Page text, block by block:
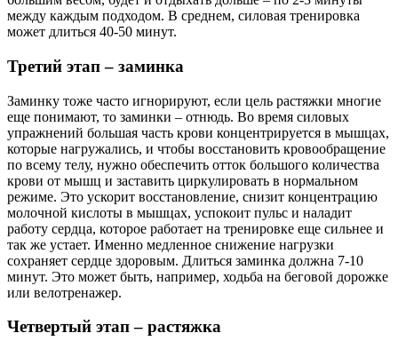
между каждым подходом. В среднем, силовая тренировка
может длиться 40-50 минут.
Третий этап – заминка
Заминку тоже часто игнорируют, если цель растяжки многие
еще понимают, то заминки – отнюдь. Во время силовых
упражнений большая часть крови концентрируется в мышцах,
которые нагружались, и чтобы восстановить кровообращение
по всему телу, нужно обеспечить отток большого количества
крови от мышц и заставить циркулировать в нормальном
режиме. Это ускорит восстановление, снизит концентрацию
молочной кислоты в мышцах, успокоит пульс и наладит
работу сердца, которое работает на тренировке еще сильнее и
так же устает. Именно медленное снижение нагрузки
сохраняет сердце здоровым. Длиться заминка должна 7-10
минут. Это может быть, например, ходьба на беговой дорожке
или велотренажер.
Четвертый этап – растяжка